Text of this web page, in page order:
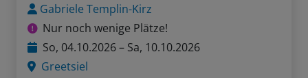
Gabriele Templin-Kirz
Nur noch wenige Plätze!
So, 04.10.2026 – Sa, 10.10.2026
Greetsiel